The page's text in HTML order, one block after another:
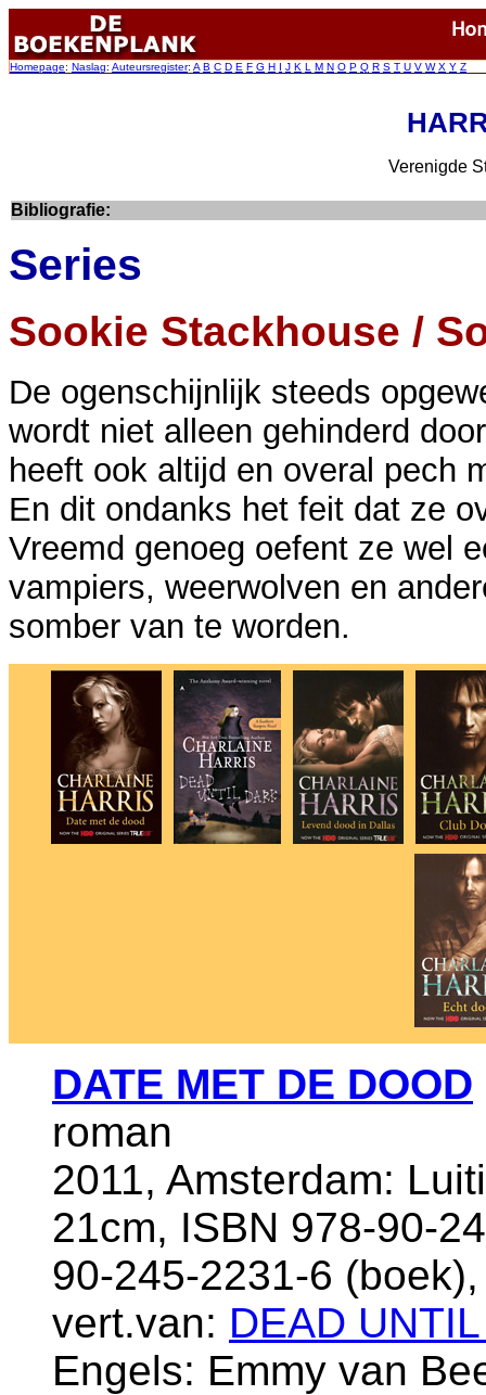
Homepage: Naslag: Auteursregister: A B C D E F G H I J K L M N O P Q R S T U V W X Y Z
Verenigde
Bibliografie:
Series
Sookie Stackhouse /
De ogenschijnlijk steeds
wordt niet alleen gehinderd
heeft ook altijd en overal pech
En dit ondanks het feit dat ze
Vreemd genoeg oefent ze wel
vampiers, weerwolven en
somber van te worden.
DATE MET DE DOOD
roman
2011, Amsterdam:
21cm, ISBN 978-90-
90-245-2231-6
vert.van: DEAD
Engels: Emmy van